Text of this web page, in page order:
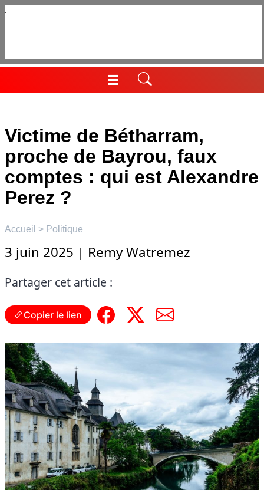
Aller
☰
Menu
Victime de Bétharram,
proche de Bayrou, faux
comptes : qui est Alexandre
Perez ?
Accueil > Politique
3 juin 2025 | Remy Watremez
Partager cet article :
Copier le lien